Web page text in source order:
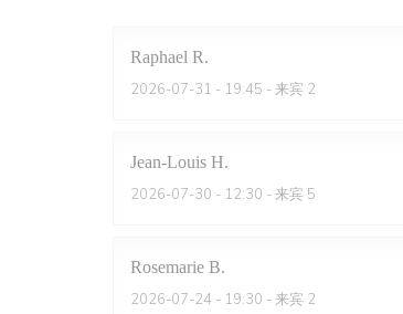
Raphael R
2026-07-31 - 19:45 - 来宾 2
Jean-Louis H
2026-07-30 - 12:30 - 来宾 5
Rosemarie B
2026-07-24 - 19:30 - 来宾 2